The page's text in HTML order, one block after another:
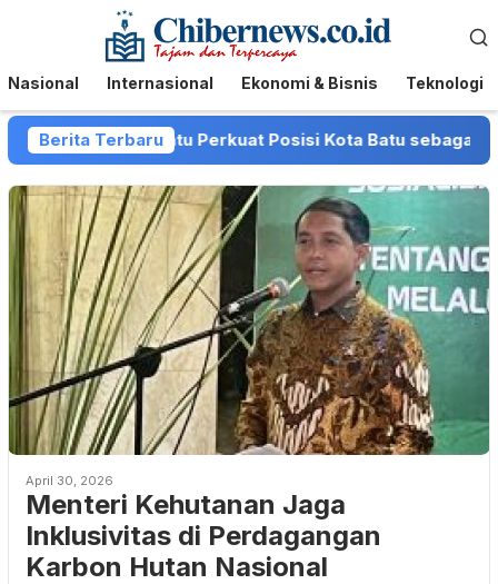
Menu
Mobile
Nasional Internasional Ekonomi & Bisnis Teknologi
Berita Terbaru
Pemkot Batu Perkuat Posisi Kota Batu sebagai
April 30, 2026
Menteri Kehutanan Jaga
Inklusivitas di Perdagangan
Karbon Hutan Nasional